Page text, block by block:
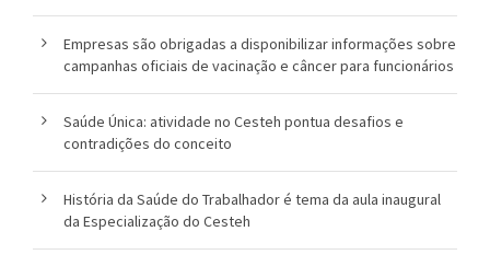
Empresas são obrigadas a disponibilizar informações sobre
campanhas oficiais de vacinação e câncer para funcionários
Saúde Única: atividade no Cesteh pontua desafios e
contradições do conceito
História da Saúde do Trabalhador é tema da aula inaugural
da Especialização do Cesteh